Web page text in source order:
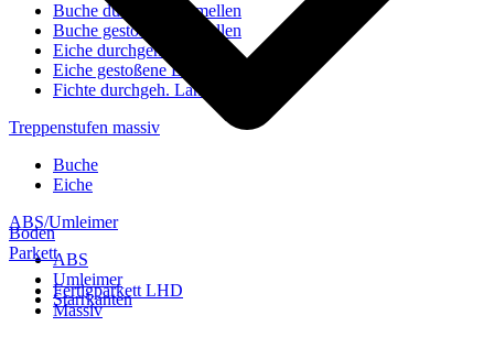
Buche durchgeh. Lamellen
Buche gestoßene Lamellen
Eiche durchgeh. Lamellen
Eiche gestoßene Lamellen
Fichte durchgeh. Lamellen
Treppenstufen massiv
Buche
Eiche
ABS/Umleimer
ABS
Umleimer
Starrkanten
Boden
Parkett
Fertigparkett LHD
Massiv